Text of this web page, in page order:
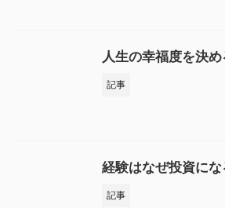
人生の幸福度を決
記事
経験はなぜ投資に
記事